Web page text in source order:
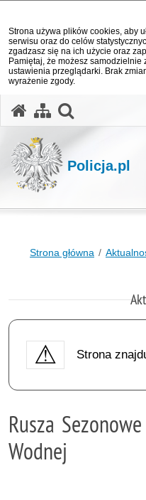
Strona używa plików cookies, aby
serwisu oraz do celów
zgadzasz się na ich użycie oraz
Pamiętaj, że możesz
ustawienia przeglądarki. Brak
wyrażenie zgody.
Policja.pl
Strona główna
Strona
Rusza
Wodnej